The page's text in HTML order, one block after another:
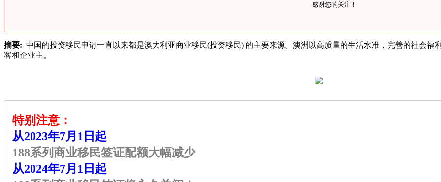
感谢您的关注！
摘要: 中国的投资移民申请一直以来都是澳大利亚商业移民(投资移民) 的主要来源。澳洲以高质量的生活水准，完善的社会
客和企业主。
特别注意：
从2023年7月1日起
188系列商业移民签证配额大幅减少
从2024年7月1日起